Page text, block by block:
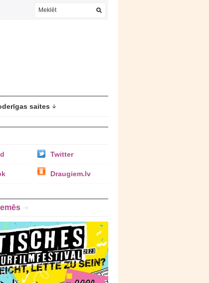
saites
Twitter
Draugiem.lv